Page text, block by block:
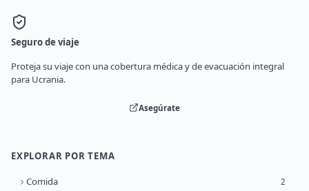
Seguro de viaje
Proteja su viaje con una cobertura médica y de evacuación integral
para Ucrania.
Asegúrate
EXPLORAR POR TEMA
Comida 2